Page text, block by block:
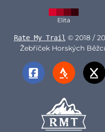
Elita
Rate My Trail © 2018 /
Žebříček Horských